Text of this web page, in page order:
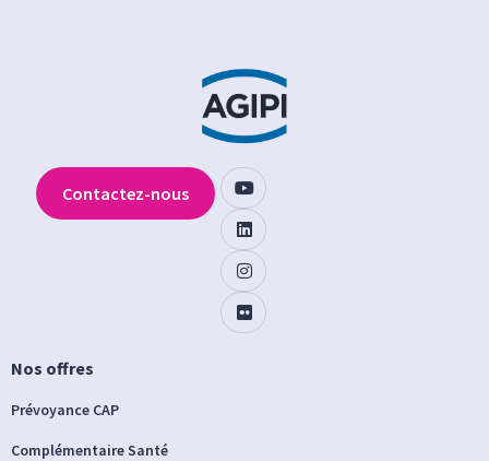
Nos offres
Prévoyance CAP
Complémentaire Santé
Contactez-nous